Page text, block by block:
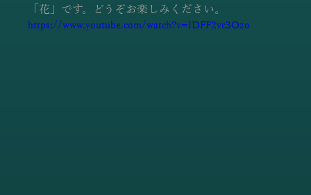
「花」です。どうぞお楽しみください。
https://www.youtube.com/watch?v=IDFF2vc3Ozo